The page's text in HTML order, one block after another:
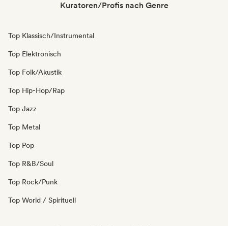
Kuratoren/Profis nach Genre
Top Klassisch/Instrumental
Top Elektronisch
Top Folk/Akustik
Top Hip-Hop/Rap
Top Jazz
Top Metal
Top Pop
Top R&B/Soul
Top Rock/Punk
Top World / Spirituell